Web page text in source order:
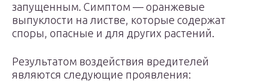
запущенным. Симптом — оранжевые
выпуклости на листве, которые содержат
споры, опасные и для других растений.
Результатом воздействия вредителей
являются следующие проявления: